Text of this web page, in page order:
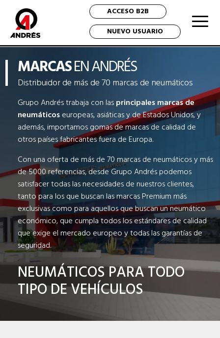
ACCESO B2B
NUEVO USUARIO
MARCASEN ANDRÉS
Distribuidor de más de 70 marcas de neumáticos
Grupo Andrés trabaja con lasprincipales marcas de
neumáticoseuropeas, asiáticas y de Estados Unidos, y
además, importamos gomas de marcas de calidad de
otros países fabricantes fuera de Europa.
Con una oferta de más de 70 marcas de neumáticos y más
de 5000 referencias, desde Grupo Andrés podemos
satisfacer todas las necesidades de nuestros clientes,
tanto para los que buscan las marcas Premium más
exclusivas como para aquellos que buscan un neumático
económico, que cumpla todos los estándares de calidad
que exige el mercado europeo y todas las garantías de
seguridad.
NEUMÁTICOS PARA TODO
TIPO DE VEHÍCULOS